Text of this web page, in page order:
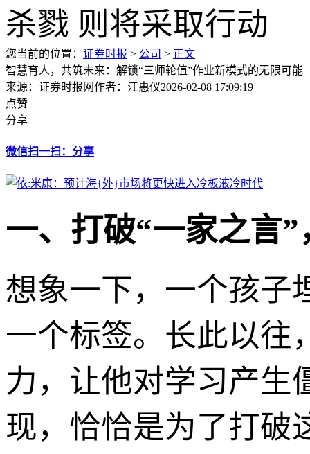
您当前的位置： 证券时报 > 公司 > 正文
智慧育人，共筑未来：解锁“三师轮值”作业新模式的无限可能
来源：证券时报网作者：江惠仪2026-02-08 17:09:19
点赞
分享
微信扫一扫：分享
一、打破“一家之言
想象一下，一个孩子
一个标签。长此以往
力，让他对学习产生
现，恰恰是为了打破